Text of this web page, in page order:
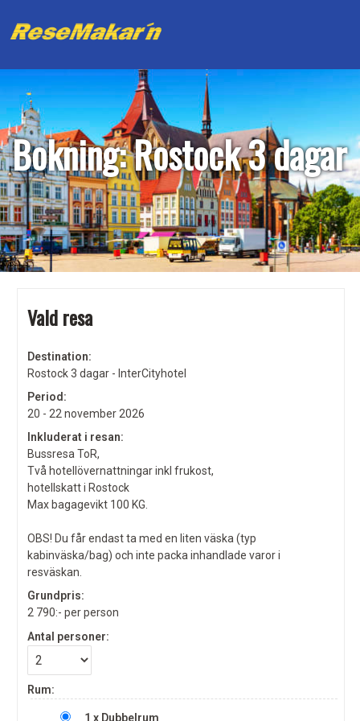
Bokning: Rostock 3 dagar
Vald resa
Destination:
Rostock 3 dagar - InterCityhotel
Period:
20 - 22 november 2026
Inkluderat i resan:
Bussresa ToR,
Två hotellövernattningar inkl frukost,
hotellskatt i Rostock
Max bagagevikt 100 KG.
OBS! Du får endast ta med en liten väska (typ
kabinväska/bag) och inte packa inhandlade varor i
resväskan.
Grundpris:
2 790:- per person
Antal personer:
Rum:
1 x Dubbelrum